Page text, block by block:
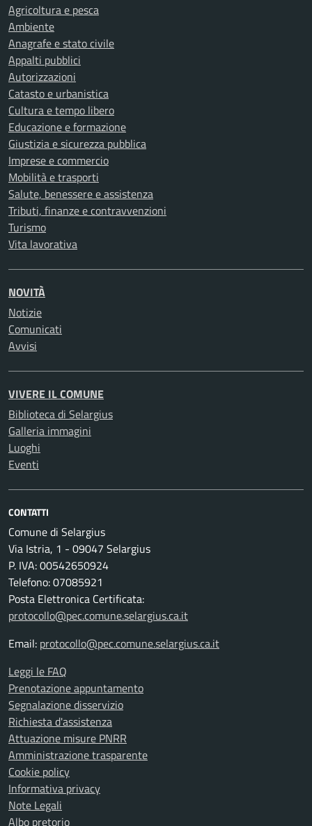
Agricoltura e pesca
Ambiente
Anagrafe e stato civile
Appalti pubblici
Autorizzazioni
Catasto e urbanistica
Cultura e tempo libero
Educazione e formazione
Giustizia e sicurezza pubblica
Imprese e commercio
Mobilità e trasporti
Salute, benessere e assistenza
Tributi, finanze e contravvenzioni
Turismo
Vita lavorativa
NOVITÀ
Notizie
Comunicati
Avvisi
VIVERE IL COMUNE
Biblioteca di Selargius
Galleria immagini
Luoghi
Eventi
CONTATTI
Comune di Selargius
Via Istria, 1 - 09047 Selargius
P. IVA: 00542650924
Telefono: 07085921
Posta Elettronica Certificata:
protocollo@pec.comune.selargius.ca.it
Email: protocollo@pec.comune.selargius.ca.it
Leggi le FAQ
Prenotazione appuntamento
Segnalazione disservizio
Richiesta d'assistenza
Attuazione misure PNRR
Amministrazione trasparente
Cookie policy
Informativa privacy
Note Legali
Albo pretorio